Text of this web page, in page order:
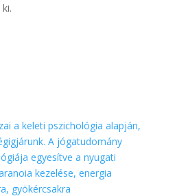
a keleti pszichológia alapján,
A jógatudomány
egyesítve a nyugati
kezelése, energia
gyökércsakra